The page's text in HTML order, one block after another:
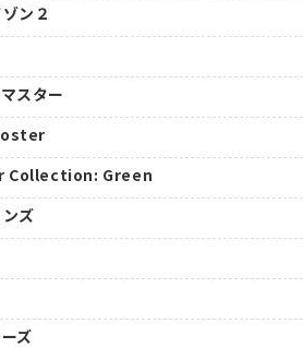
ン２
スター
Collection: Green
ンズ
ズ